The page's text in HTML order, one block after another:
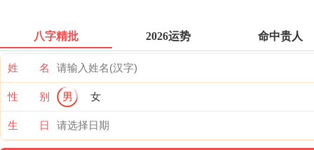
八字精批 2026运势 命中贵人
姓 名
性 别 男 女
生 日